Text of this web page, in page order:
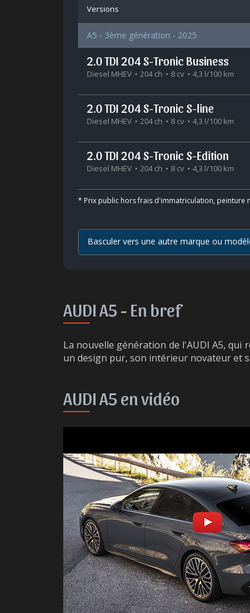
Versions
A5 - 3ème génération - 2025
2.0 TDI 204 S-Tronic Business
Diesel MHEV 204 ch 8 cv 4,3 l/100 km
2.0 TDI 204 S-Tronic S-line
Diesel MHEV 204 ch 8 cv 4,3 l/100 km
2.0 TDI 204 S-Tronic S-Edition
Diesel MHEV 204 ch 8 cv 4,3 l/100 km
* Prix public hors frais d'immatriculation, peinture
Basculer vers une autre marque ou
AUDI A5 - En bref
La nouvelle génération de l'AUDI A5, qui
un design pur, son intérieur novateur et
AUDI A5 en vidéo